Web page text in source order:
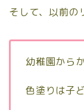
そして、以前
幼稚園から
色塗りは子